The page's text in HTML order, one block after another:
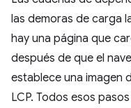
las demoras de carga
hay una página que
después de que el
establece una imagen
LCP. Todos esos